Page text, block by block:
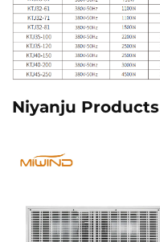
Niyanju Products